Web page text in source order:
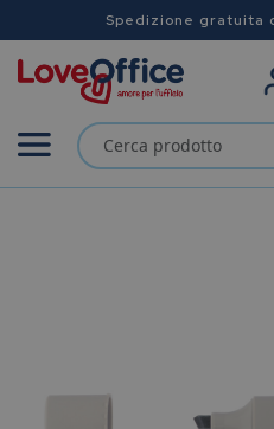
Spedizione gratuita